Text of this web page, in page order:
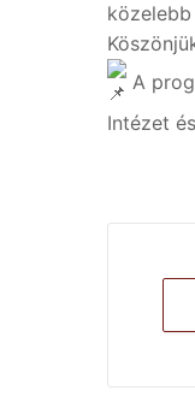
A
Intézet